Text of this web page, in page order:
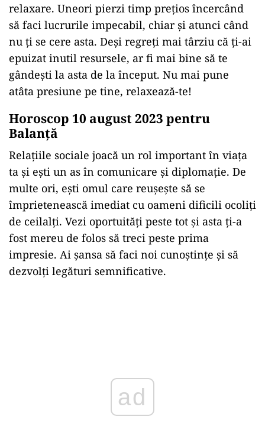
relaxare. Uneori pierzi timp prețios încercând
să faci lucrurile impecabil, chiar și atunci când
nu ți se cere asta. Deși regreți mai târziu că ți-ai
epuizat inutil resursele, ar fi mai bine să te
gândești la asta de la început. Nu mai pune
atâta presiune pe tine, relaxează-te!
Horoscop 10 august 2023 pentru
Balanţă
Relațiile sociale joacă un rol important în viața
ta și ești un as în comunicare și diplomație. De
multe ori, ești omul care reușește să se
împrietenească imediat cu oameni dificili ocoliți
de ceilalți. Vezi oportuități peste tot și asta ți-a
fost mereu de folos să treci peste prima
impresie. Ai șansa să faci noi cunoștințe și să
dezvolți legături semnificative.
ad